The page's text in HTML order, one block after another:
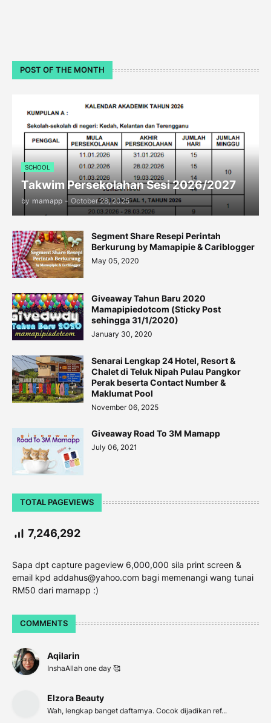
POST OF THE MONTH
SCHOOL
Takwim Persekolahan Sesi 2026/2027
by mamapp - October 28, 2025
Segment Share Resepi Perintah
Berkurung by Mamapipie & Cariblogger
May 05, 2020
Giveaway Tahun Baru 2020
Mamapipiedotcom (Sticky Post
sehingga 31/1/2020)
January 30, 2020
Senarai Lengkap 24 Hotel, Resort &
Chalet di Teluk Nipah Pulau Pangkor
Perak beserta Contact Number &
Maklumat Pool
November 06, 2025
Giveaway Road To 3M Mamapp
July 06, 2021
TOTAL PAGEVIEWS
7,246,292
Sapa dpt capture pageview 6,000,000 sila print screen &
email kpd addahus@yahoo.com bagi memenangi wang tunai
RM50 dari mamapp :)
COMMENTS
Aqilarin
InshaAllah one day 🥰
Elzora Beauty
Wah, lengkap banget daftarnya. Cocok dijadikan ref...